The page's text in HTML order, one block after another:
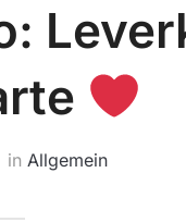
inAllgemein